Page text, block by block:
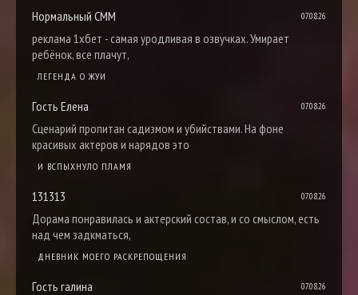
Нормальный СММ 07.08.26
реклама 1хбет - самая уродливая в озвучках. Умирает
ребёнок, все плачут,
ЛЕГЕНДА О ЖУИ
Гость Елена 07.08.26
Сценарий пропитан садизмом и убийствами. На фоне
красивых актеров и нарядов это
И ВСПЫХНУЛО ПЛАМЯ
131313 07.08.26
Дорама понравилась и актерский состав, и со смыслом, есть
над чем задкматься,
ДНЕВНИК МОЕГО РАСКРЕПОЩЕНИЯ
Гость галина 07.08.26